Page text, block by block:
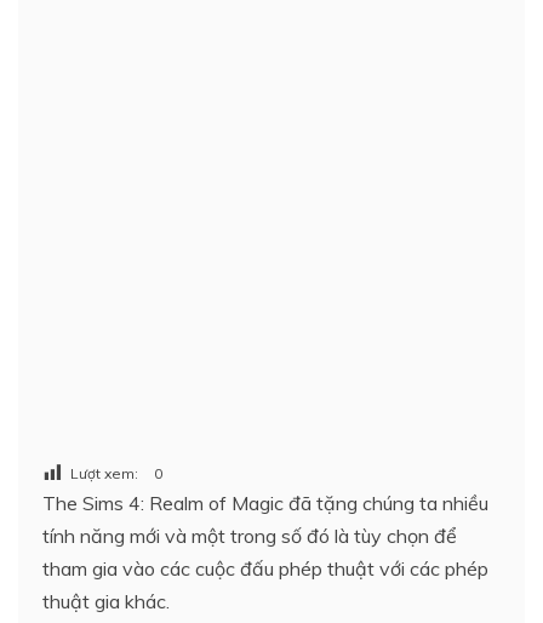
Lượt xem: 0
The Sims 4: Realm of Magic đã tặng chúng ta nhiều
tính năng mới và một trong số đó là tùy chọn để
tham gia vào các cuộc đấu phép thuật với các phép
thuật gia khác.